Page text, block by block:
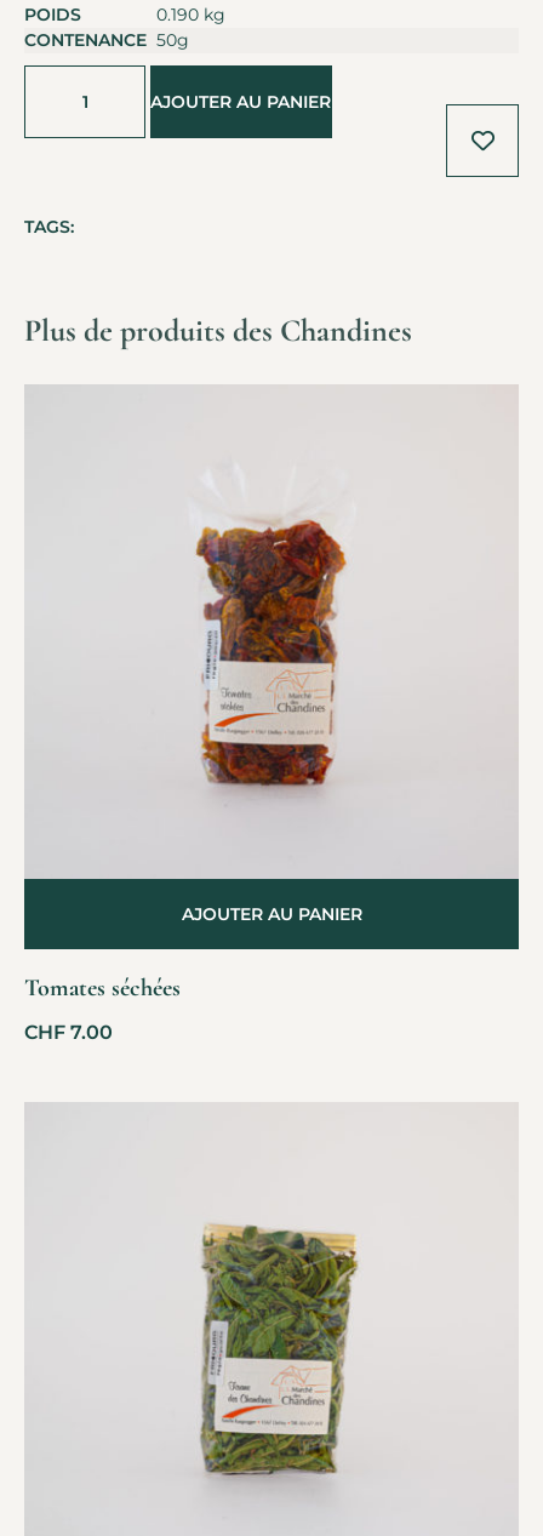
POIDS
0.190 kg
CONTENANCE 50g
AJOUTER AU PANIER
TAGS:
Plus de produits des Chandines
Tomates séchées
CHF 7.00
AJOUTER AU PANIER